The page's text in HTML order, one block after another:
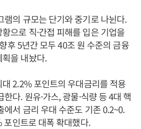
램의 규모는 단기와 중기로 나뉜다.
으로 직·간접 피해를 입은 기업을
후 5년간 모두 40조 원 수준의 금융
을 내놨다.
대 2.2% 포인트의 우대금리를 적용
다. 원유·가스, 광물·식량 등 4대 핵
에서 금리 우대 수준도 기존 0.2~0.
인트로 대폭 확대했다.